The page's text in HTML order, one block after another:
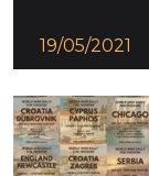
19/05/2021